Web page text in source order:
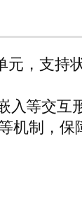
元，支
等交互
制，保